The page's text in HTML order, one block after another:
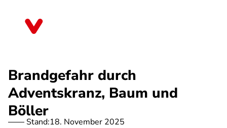
Brandgefahr durch
Adventskranz, Baum und
Böller
Stand:18. November 2025